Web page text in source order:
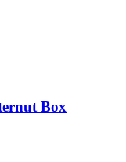
Box